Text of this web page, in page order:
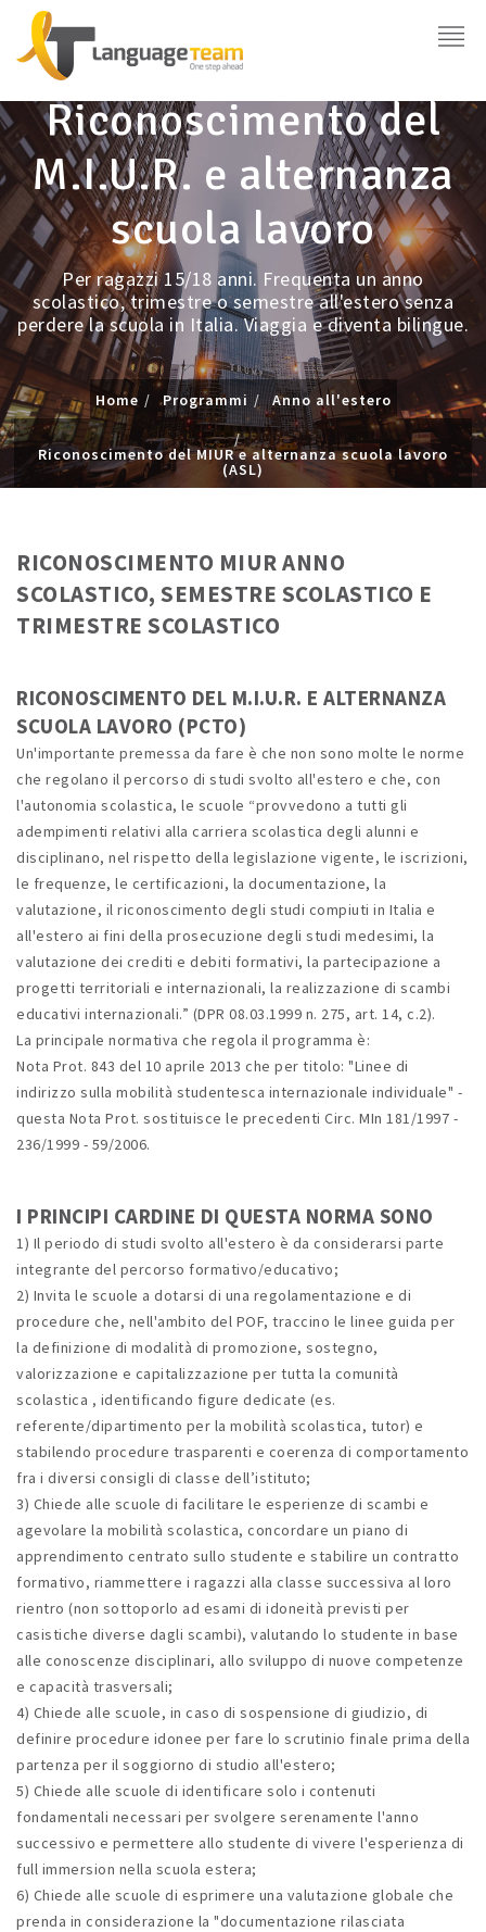
Riconoscimento del
M.I.U.R. e alternanza
scuola lavoro
Per ragazzi 15/18 anni. Frequenta un anno
scolastico, trimestre o semestre all'estero senza
perdere la scuola in Italia. Viaggia e diventa bilingue.
Home Programmi Anno all'estero
Riconoscimento del MIUR e alternanza scuola lavoro
(ASL)
RICONOSCIMENTO MIUR ANNO
SCOLASTICO, SEMESTRE SCOLASTICO E
TRIMESTRE SCOLASTICO
RICONOSCIMENTO DEL M.I.U.R. E ALTERNANZA
SCUOLA LAVORO (PCTO)
Un'importante premessa da fare è che non sono molte le norme
che regolano il percorso di studi svolto all'estero e che, con
l'autonomia scolastica, le scuole “provvedono a tutti gli
adempimenti relativi alla carriera scolastica degli alunni e
disciplinano, nel rispetto della legislazione vigente, le iscrizioni,
le frequenze, le certificazioni, la documentazione, la
valutazione, il riconoscimento degli studi compiuti in Italia e
all'estero ai fini della prosecuzione degli studi medesimi, la
valutazione dei crediti e debiti formativi, la partecipazione a
progetti territoriali e internazionali, la realizzazione di scambi
educativi internazionali.” (DPR 08.03.1999 n. 275, art. 14, c.2).
La principale normativa che regola il programma è:
Nota Prot. 843 del 10 aprile 2013 che per titolo: "Linee di
indirizzo sulla mobilità studentesca internazionale individuale" -
questa Nota Prot. sostituisce le precedenti Circ. MIn 181/1997 -
236/1999 - 59/2006.
I PRINCIPI CARDINE DI QUESTA NORMA SONO
1) Il periodo di studi svolto all'estero è da considerarsi parte
integrante del percorso formativo/educativo;
2) Invita le scuole a dotarsi di una regolamentazione e di
procedure che, nell'ambito del POF, traccino le linee guida per
la definizione di modalità di promozione, sostegno,
valorizzazione e capitalizzazione per tutta la comunità
scolastica , identificando figure dedicate (es.
referente/dipartimento per la mobilità scolastica, tutor) e
stabilendo procedure trasparenti e coerenza di comportamento
fra i diversi consigli di classe dell’istituto;
3) Chiede alle scuole di facilitare le esperienze di scambi e
agevolare la mobilità scolastica, concordare un piano di
apprendimento centrato sullo studente e stabilire un contratto
formativo, riammettere i ragazzi alla classe successiva al loro
rientro (non sottoporlo ad esami di idoneità previsti per
casistiche diverse dagli scambi), valutando lo studente in base
alle conoscenze disciplinari, allo sviluppo di nuove competenze
e capacità trasversali;
4) Chiede alle scuole, in caso di sospensione di giudizio, di
definire procedure idonee per fare lo scrutinio finale prima della
partenza per il soggiorno di studio all'estero;
5) Chiede alle scuole di identificare solo i contenuti
fondamentali necessari per svolgere serenamente l'anno
successivo e permettere allo studente di vivere l'esperienza di
full immersion nella scuola estera;
6) Chiede alle scuole di esprimere una valutazione globale che
prenda in considerazione la "documentazione rilasciata